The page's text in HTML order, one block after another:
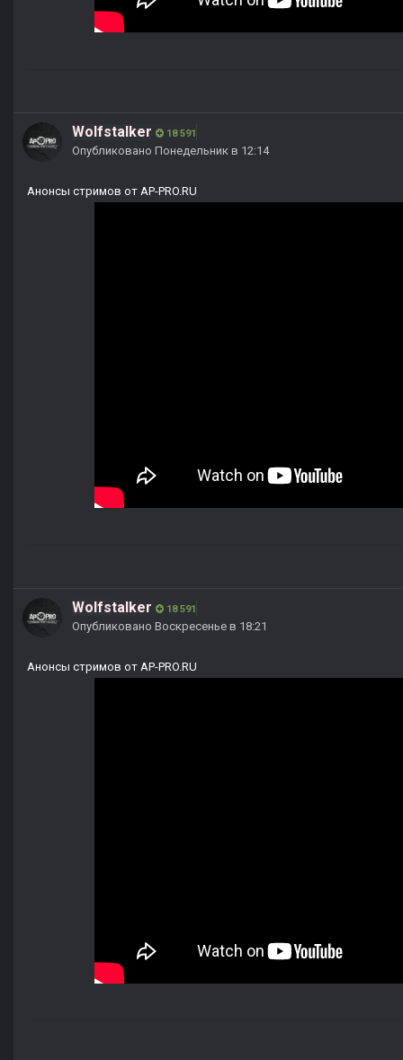
Wolfstalker 18 591
Опубликовано Понедельник в 12:14
Анонсы стримов от AP-PRO.RU
Wolfstalker 18 591
Опубликовано Воскресенье в 18:21
Анонсы стримов от AP-PRO.RU